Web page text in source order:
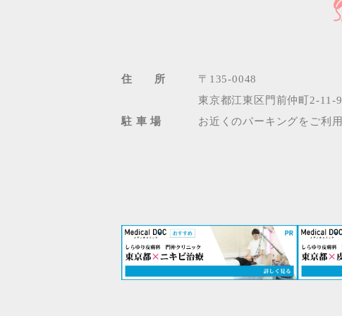
住 所
〒135-0048
東京都江東区門前仲町2-11-
駐 車 場
お近くのパーキングをご利